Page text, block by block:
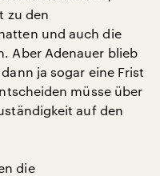
zu den
und auch die
Aber Adenauer blieb
ja sogar eine Frist
müsse über
auf den
die